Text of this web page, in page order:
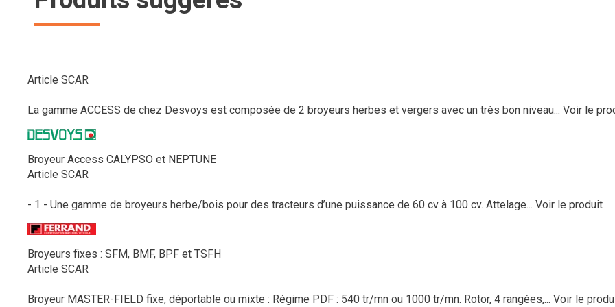
Article SCAR
La gamme ACCESS de chez Desvoys est composée de 2 broyeurs herbes et vergers avec un très bon niveau... Voir le
Broyeur Access CALYPSO et NEPTUNE
Article SCAR
- 1 - Une gamme de broyeurs herbe/bois pour des tracteurs d’une puissance de 60 cv à 100 cv. Attelage... Voir le produit
Broyeurs fixes : SFM, BMF, BPF et TSFH
Article SCAR
Broyeur MASTER-FIELD fixe, déportable ou mixte : Régime PDF : 540 tr/mn ou 1000 tr/mn. Rotor, 4 rangées,... Voir le